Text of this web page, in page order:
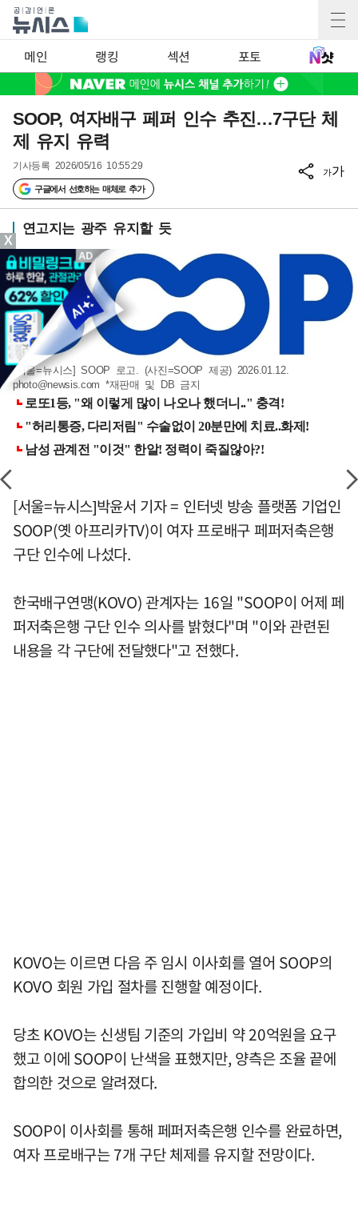
메인 랭킹 섹션 포토
SOOP, 여자배구 페퍼 인수 추진…7구단 체
제 유지 유력
기사등록 2026/05/16 10:55:29
구글에서 선호하는 매체로 추가
가가
연고지는 광주 유지할 듯
[서울=뉴시스] SOOP 로고. (사진=SOOP 제공) 2026.01.12.
photo@newsis.com *재판매 및 DB 금지
[서울=뉴시스]박윤서 기자 = 인터넷 방송 플랫폼 기업인
SOOP(옛 아프리카TV)이 여자 프로배구 페퍼저축은행
구단 인수에 나섰다.
한국배구연맹(KOVO) 관계자는 16일 "SOOP이 어제 페
퍼저축은행 구단 인수 의사를 밝혔다"며 "이와 관련된
내용을 각 구단에 전달했다"고 전했다.
KOVO는 이르면 다음 주 임시 이사회를 열어 SOOP의
KOVO 회원 가입 절차를 진행할 예정이다.
당초 KOVO는 신생팀 기준의 가입비 약 20억원을 요구
했고 이에 SOOP이 난색을 표했지만, 양측은 조율 끝에
합의한 것으로 알려졌다.
SOOP이 이사회를 통해 페퍼저축은행 인수를 완료하면,
여자 프로배구는 7개 구단 체제를 유지할 전망이다.
X